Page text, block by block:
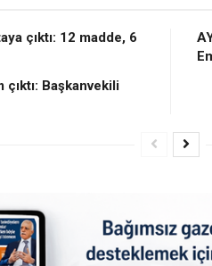
çıktı: 12 madde, 6
Başkanvekili